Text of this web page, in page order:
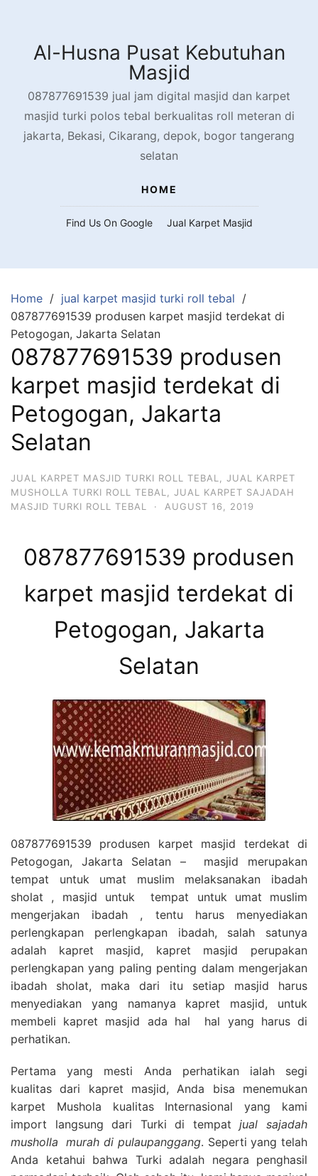
contentAl-Husna Pusat Kebutuhan
Masjid
087877691539 jual jam digital masjid dan karpet
masjid turki polos tebal berkualitas roll meteran di
jakarta, Bekasi, Cikarang, depok, bogor tangerang
selatan
HOME
Find Us On Google Jual Karpet Masjid
Home
jual karpet masjid turki roll tebal
087877691539 produsen karpet masjid terdekat di
Petogogan, Jakarta Selatan
087877691539 produsen
karpet masjid terdekat di
Petogogan, Jakarta
Selatan
JUAL KARPET MASJID TURKI ROLL TEBAL
JUAL KARPET
MUSHOLLA TURKI ROLL TEBAL
JUAL KARPET SAJADAH
MASJID TURKI ROLL TEBAL
· AUGUST 16, 2019
087877691539 produsen
karpet masjid terdekat di
Petogogan, Jakarta
Selatan
087877691539 produsen karpet masjid terdekat di
Petogogan, Jakarta Selatan – masjid merupakan
tempat untuk umat muslim melaksanakan ibadah
sholat , masjid untuk tempat untuk umat muslim
mengerjakan ibadah , tentu harus menyediakan
perlengkapan perlengkapan ibadah, salah satunya
adalah kapret masjid, kapret masjid perupakan
perlengkapan yang paling penting dalam mengerjakan
ibadah sholat, maka dari itu setiap masjid harus
menyediakan yang namanya kapret masjid, untuk
membeli kapret masjid ada hal hal yang harus di
perhatikan.
Pertama yang mesti Anda perhatikan ialah segi
kualitas dari kapret masjid, Anda bisa menemukan
karpet Mushola kualitas Internasional yang kami
import langsung dari Turki di tempatjual sajadah
musholla
murah di pulaupanggang. Seperti yang telah
Anda ketahui bahwa Turki adalah negara penghasil